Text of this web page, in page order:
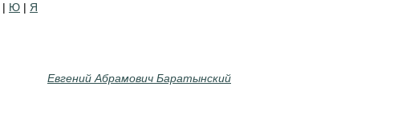
| Ю | Я
Евгений Абрамович Баратынский